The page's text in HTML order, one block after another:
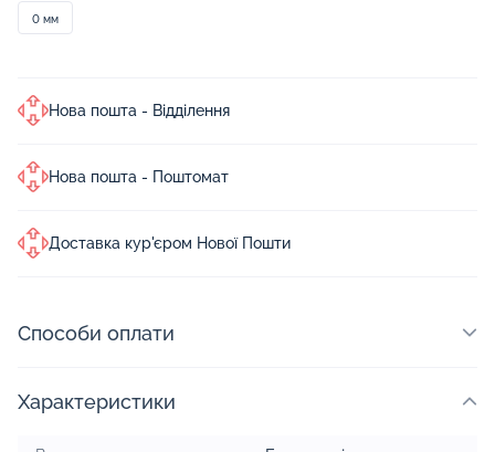
0 мм
Нова пошта - Відділення
Нова пошта - Поштомат
Доставка кур'єром Нової Пошти
Способи оплати
Характеристики